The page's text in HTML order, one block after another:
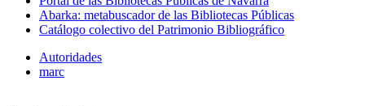
Abarka: metabuscador de las Bibliotecas Públicas
Catálogo colectivo del Patrimonio Bibliográfico
Autoridades
marc